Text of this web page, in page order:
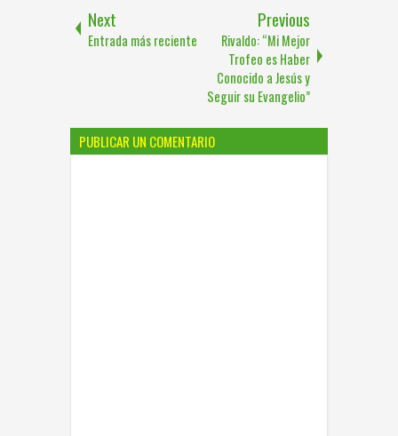
Next
Entrada más reciente
Previous
Rivaldo: “Mi Mejor
Trofeo es Haber
Conocido a Jesús y
Seguir su Evangelio”
PUBLICAR UN COMENTARIO